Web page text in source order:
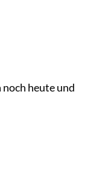
heute und